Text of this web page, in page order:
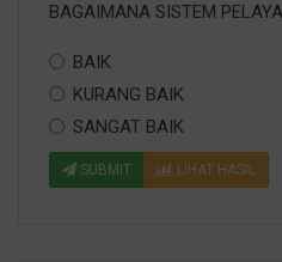
BAGAIMANA SISTEM
BAIK
KURANG BAIK
SANGAT BAIK
SUBMIT LIHAT HASIL